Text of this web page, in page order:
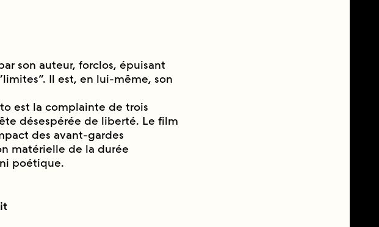
son auteur, forclos, épuisant
Il est, en lui-même, son
est la complainte de trois
désespérée de liberté. Le film
des avant-gardes
matérielle de la durée
poétique.